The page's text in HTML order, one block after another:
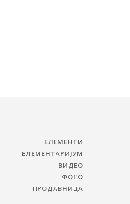
ЕЛЕМЕНТИ
ЕЛЕМЕНТАРИЈУМ
ВИДЕО
ФОТО
ПРОДАВНИЦА